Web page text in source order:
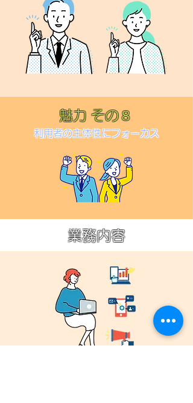
魅力 その８
利用者の主体性にフォーカス
業務内容